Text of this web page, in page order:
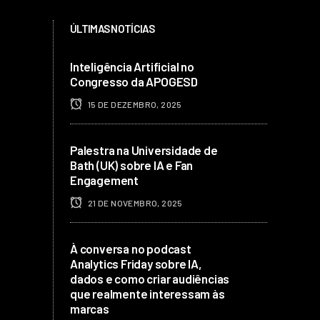
ÚLTIMAS NOTÍCIAS
Inteligência Artificial no
Congresso da APOGESD
15 DE DEZEMBRO, 2025
Palestra na Universidade de
Bath (UK) sobre IA e Fan
Engagement
21 DE NOVEMBRO, 2025
À conversa no podcast
Analytics Friday sobre IA,
dados e como criar audiências
que realmente interessam às
marcas